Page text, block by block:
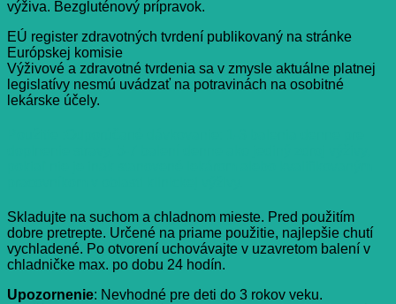
výživa. Bezgluténový prípravok.
EÚ register zdravotných tvrdení publikovaný na stránke
Európskej komisie
Výživové a zdravotné tvrdenia sa v zmysle aktuálne platnej
legislatívy nesmú uvádzať na potravinách na osobitné
lekárske účely.
Skladujte na suchom a chladnom mieste. Pred použitím
dobre pretrepte. Určené na priame použitie, najlepšie chutí
vychladené. Po otvorení uchovávajte v uzavretom balení v
chladničke max. po dobu 24 hodín.
Upozornenie: Nevhodné pre deti do 3 rokov veku.